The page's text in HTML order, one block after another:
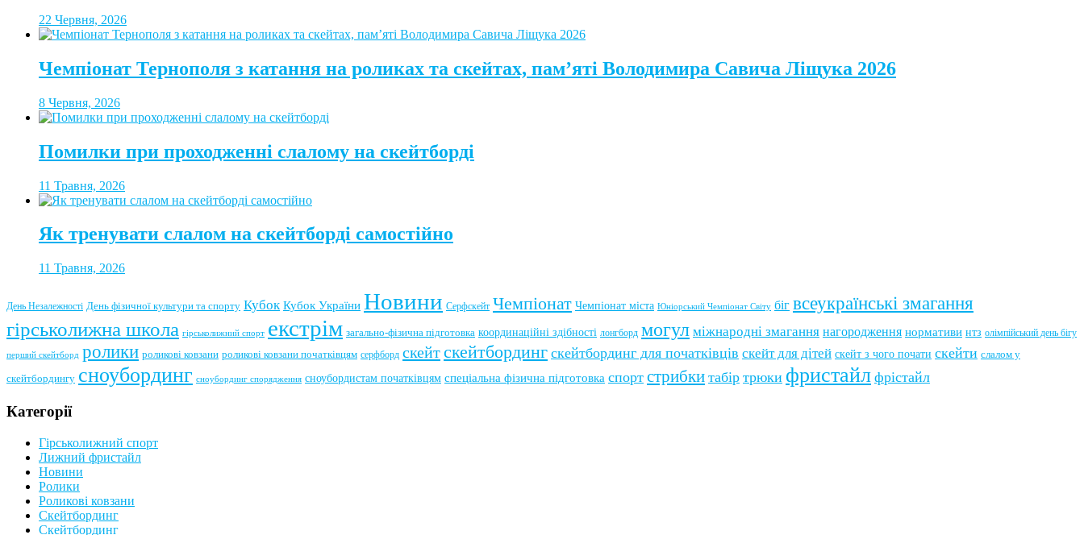
22 Червня, 2026
Чемпіонат Тернополя з катання на роликах та скейтах, пам’яті Володимира Савича Ліщука 2026
8 Червня, 2026
Помилки при проходженні слалому на скейтборді
11 Травня, 2026
Як тренувати слалом на скейтборді самостійно
11 Травня, 2026
День Незалежності День фізичної культури та спорту Кубок Кубок України Новини Серфскейт Чемпіонат Чемпіонат міста Юніорський Чемпіонат Світу біг всеукраїнські змагання
гірськолижна школа гірськолижний спорт екстрім загально-фізична підготовка координаційні здібності лонгборд могул міжнародні змагання нагородження нормативи нтз олімпійський день бігу
перший скейтборд ролики роликові ковзани роликові ковзани початківцям серфборд скейтскейтбординг скейтбординг для початківців скейт для дітей скейт з чого почати скейти слалом у
скейтбордингу сноубординг сноубординг спорядження сноубордистам початківцям спеціальна фізична підготовка спорт стрибки табір трюки фристайл фрістайл
Категорії
Гірськолижний спорт
Лижний фристайл
Новини
Ролики
Роликові ковзани
Скейтбординг
Скейтбординг